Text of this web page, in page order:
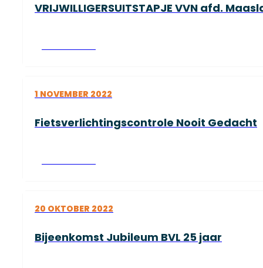
VRIJWILLIGERSUITSTAPJE VVN afd.
1 NOVEMBER 2022
Fietsverlichtingscontrole Nooit Gedacht
20 OKTOBER 2022
Bijeenkomst Jubileum BVL 25 jaar